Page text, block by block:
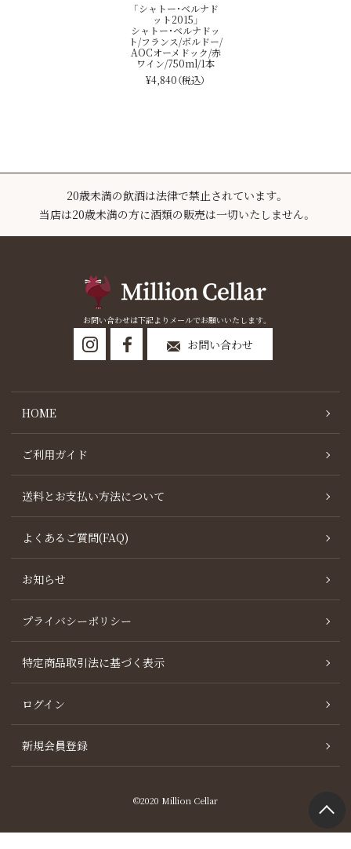
「シャトー･ベルナド
ット2015」
シャトー･ベルナドッ
ト/フランス/ボルドー/
AOCオーメドック/赤
ワイン/750ml/1本
¥4,840（税込）
20歳未満の飲酒は法律で禁止されています。
当店は20歳未満の方に酒類の販売は一切いたしません。
お問い合わせは下記よりメールでお願いいたします。
お問い合わせ
HOME
ご利用ガイド
送料とお支払い方法について
よくあるご質問(FAQ)
お知らせ
プライバシーポリシー
特定商品取引法に基づく表示
ログイン
新規会員登録
©2020 Million Cellar